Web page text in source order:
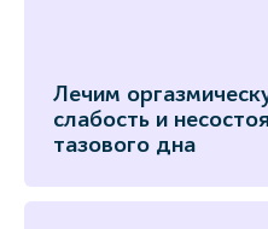
Лечим
слабость и
тазового дна